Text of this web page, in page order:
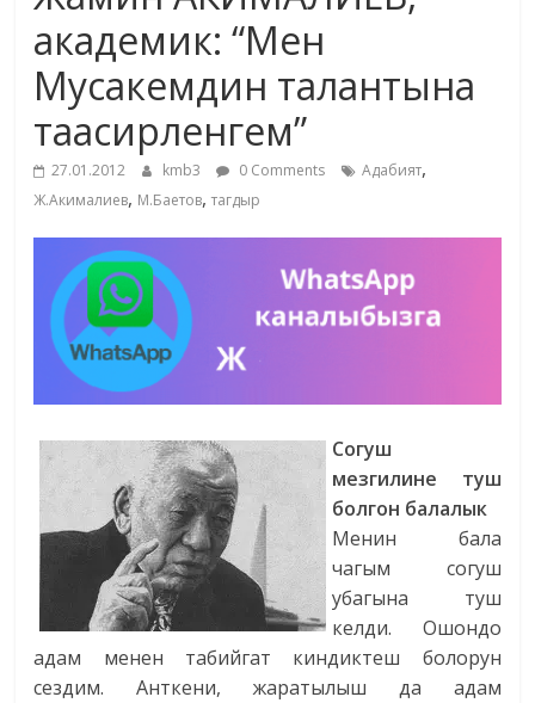
жана
адабияты
академик: “Мен
Мусакемдин талантына
таасирленгем”
27.01.2012 kmb3 0 Comments Адабият,
Ж.Акималиев, М.Баетов,тагдыр
Согуш
мезгилине туш
болгон балалык
Менин бала
чагым согуш
убагына туш
келди. Ошондо
адам менен табийгат киндиктеш болорун
сездим. Анткени, жаратылыш да адам